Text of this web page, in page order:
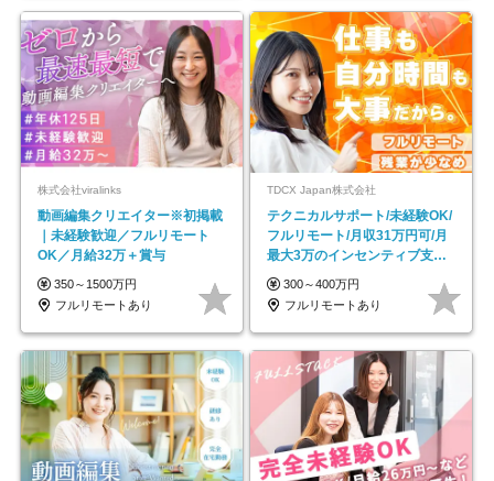
株式会社viralinks
動画編集クリエイター※初掲載
｜未経験歓迎／フルリモート
OK／月給32万＋賞与
350～1500万円
フルリモートあり
TDCX Japan株式会社
テクニカルサポート/未経験OK/
フルリモート/月収31万円可/月
最大3万のインセンティブ支給/
平均年齢33歳
300～400万円
フルリモートあり